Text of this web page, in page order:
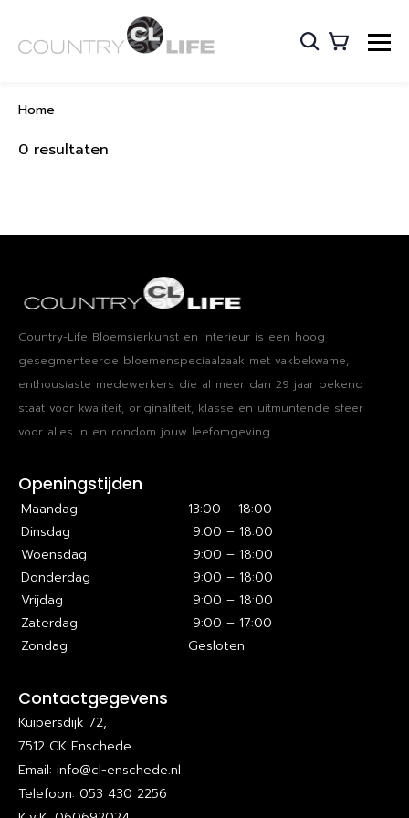
Home
0 resultaten
Country-Life Bloemsierkunst en Interieur is een hoog​ ​
gesegmenteerde bloemenspeciaalzaak met vakbekwame​, ​
enthousiaste medewerkers die al meer dan 29 jaar bekend
staat voor kwaliteit, originaliteit, klasse en uitmuntende sfeer
voor alles in en rondom jouw leefomgeving.
Openingstijden
Maandag
13:00 – 18:00
Dinsdag
9:00 – 18:00
Woensdag
9:00 – 18:00
Donderdag
9:00 – 18:00
Vrijdag
9:00 – 18:00
Zaterdag
9:00 – 17:00
Zondag
Gesloten
Contactgegevens
Kuipersdijk 72,
7512 CK Enschede
Email: info@cl-enschede.nl
Telefoon: 053 430 2256